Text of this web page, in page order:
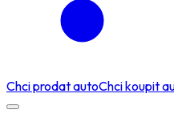
Chci prodat autoChci koupit